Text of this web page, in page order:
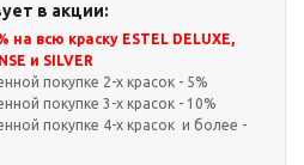
в акции:
всю краску ESTEL DELUXE,
и SILVER
покупке 2-х красок - 5%
покупке 3-х красок - 10%
покупке 4-х красок и более -